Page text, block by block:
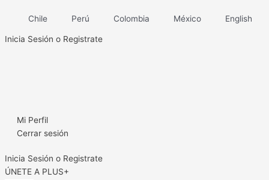
Chile Perú Colombia México English
Inicia Sesión o Registrate
Mi Perfil
Cerrar sesión
Inicia Sesión o Registrate
ÚNETE A PLUS+